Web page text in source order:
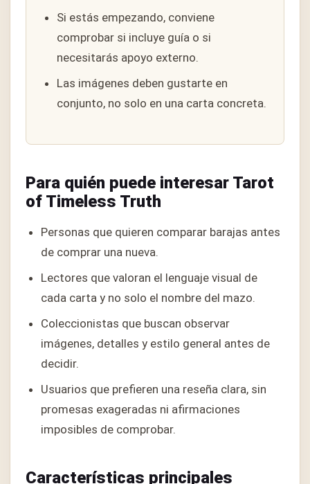
Si estás empezando, conviene
comprobar si incluye guía o si
necesitarás apoyo externo.
Las imágenes deben gustarte en
conjunto, no solo en una carta concreta.
Para quién puede interesar Tarot
of Timeless Truth
Personas que quieren comparar barajas antes
de comprar una nueva.
Lectores que valoran el lenguaje visual de
cada carta y no solo el nombre del mazo.
Coleccionistas que buscan observar
imágenes, detalles y estilo general antes de
decidir.
Usuarios que prefieren una reseña clara, sin
promesas exageradas ni afirmaciones
imposibles de comprobar.
Características principales